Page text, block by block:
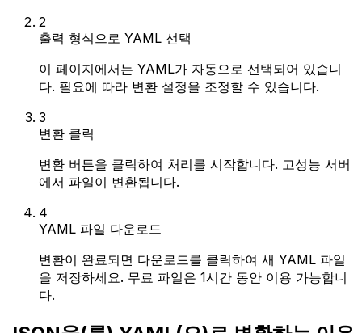
2
출력 형식으로 YAML 선택
이 페이지에서는 YAML가 자동으로 선택되어 있습니
다. 필요에 따라 변환 설정을 조정할 수 있습니다.
3
변환 클릭
변환 버튼을 클릭하여 처리를 시작합니다. 고성능 서버
에서 파일이 변환됩니다.
4
YAML 파일 다운로드
변환이 완료되면 다운로드를 클릭하여 새 YAML 파일
을 저장하세요. 무료 파일은 1시간 동안 이용 가능합니
다.